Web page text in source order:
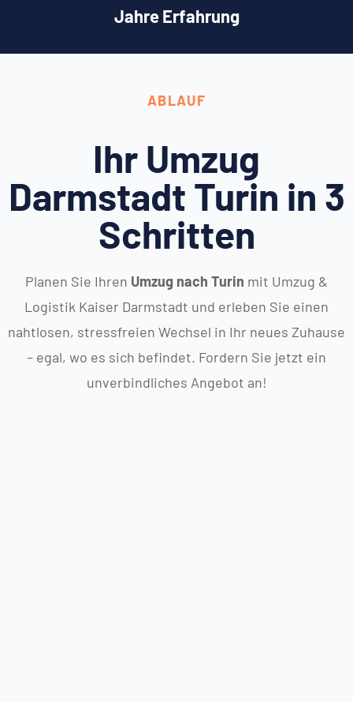
Jahre Erfahrung
ABLAUF
Ihr Umzug
Darmstadt Turin in 3
Schritten
Planen Sie Ihren Umzug nach Turin mit Umzug &
Logistik Kaiser Darmstadt und erleben Sie einen
nahtlosen, stressfreien Wechsel in Ihr neues Zuhause
– egal, wo es sich befindet. Fordern Sie jetzt ein
unverbindliches Angebot an!